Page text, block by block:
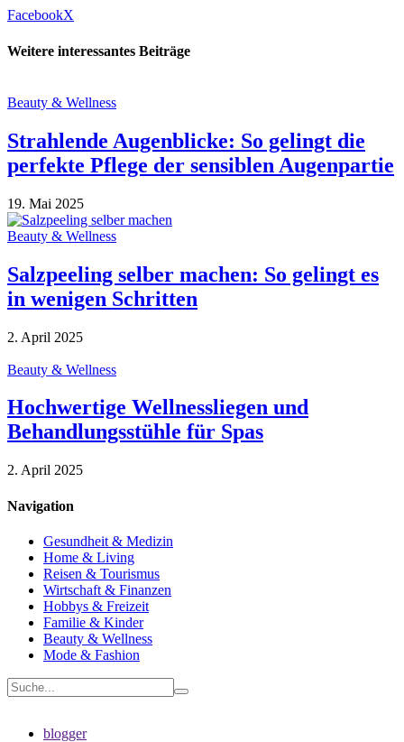
FacebookX
Weitere interessantes Beiträge
Beauty & Wellness
Strahlende Augenblicke: So gelingt die
perfekte Pflege der sensiblen Augenpartie
19. Mai 2025
Beauty & Wellness
Salzpeeling selber machen: So gelingt es
in wenigen Schritten
2. April 2025
Beauty & Wellness
Hochwertige Wellnessliegen und
Behandlungsstühle für Spas
2. April 2025
Navigation
Gesundheit & Medizin
Home & Living
Reisen & Tourismus
Wirtschaft & Finanzen
Hobbys & Freizeit
Familie & Kinder
Beauty & Wellness
Mode & Fashion
blogger